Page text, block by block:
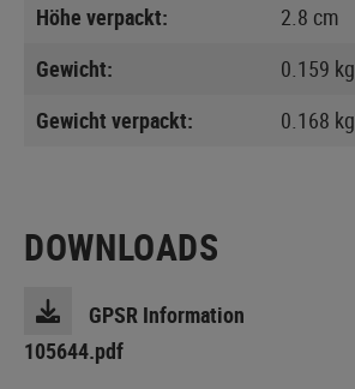
Höhe verpackt:
2.8 cm
Gewicht:
0.159 kg
Gewicht verpackt:
0.168 kg
DOWNLOADS
GPSR Information
105644.pdf